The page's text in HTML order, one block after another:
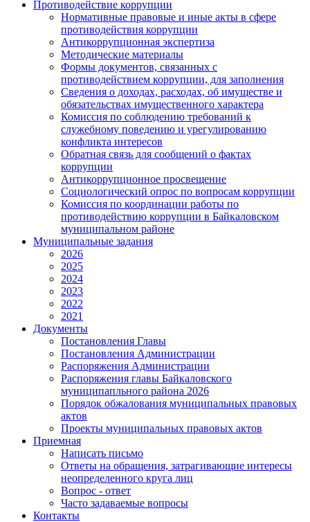
Противодействие коррупции
Нормативные правовые и иные акты в сфере
противодействия коррупции
Антикоррупционная экспертиза
Методические материалы
Формы документов, связанных с
противодействием коррупции, для заполнения
Сведения о доходах, расходах, об имуществе и
обязательствах имущественного характера
Комиссия по соблюдению требований к
служебному поведению и урегулированию
конфликта интересов
Обратная связь для сообщений о фактах
коррупции
Антикоррупционное просвещение
Социологический опрос по вопросам коррупции
Комиссия по координации работы по
противодействию коррупции в Байкаловском
муниципальном районе
Муниципальные задания
2026
2025
2024
2023
2022
2021
Документы
Постановления Главы
Постановления Администрации
Распоряжения Администрации
Распоряжения главы Байкаловского
муниципапльного района 2026
Порядок обжалования муниципальных правовых
актов
Проекты муниципальных правовых актов
Приемная
Написать письмо
Ответы на обращения, затрагивающие интересы
неопределенного круга лиц
Вопрос - ответ
Часто задаваемые вопросы
Контакты